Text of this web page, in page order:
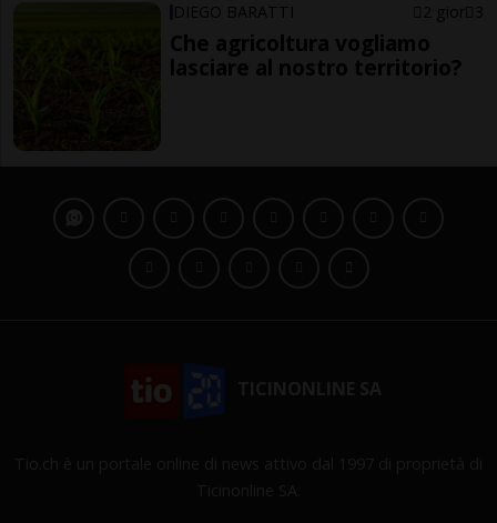
DIEGO BARATTI 2 gior 3
Che agricoltura vogliamo
lasciare al nostro territorio?